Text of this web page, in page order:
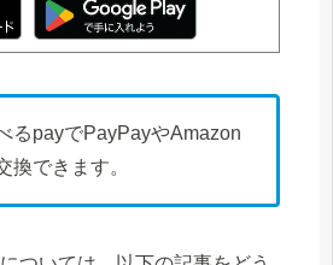
るpayでPayPayやAmazon
換できます。